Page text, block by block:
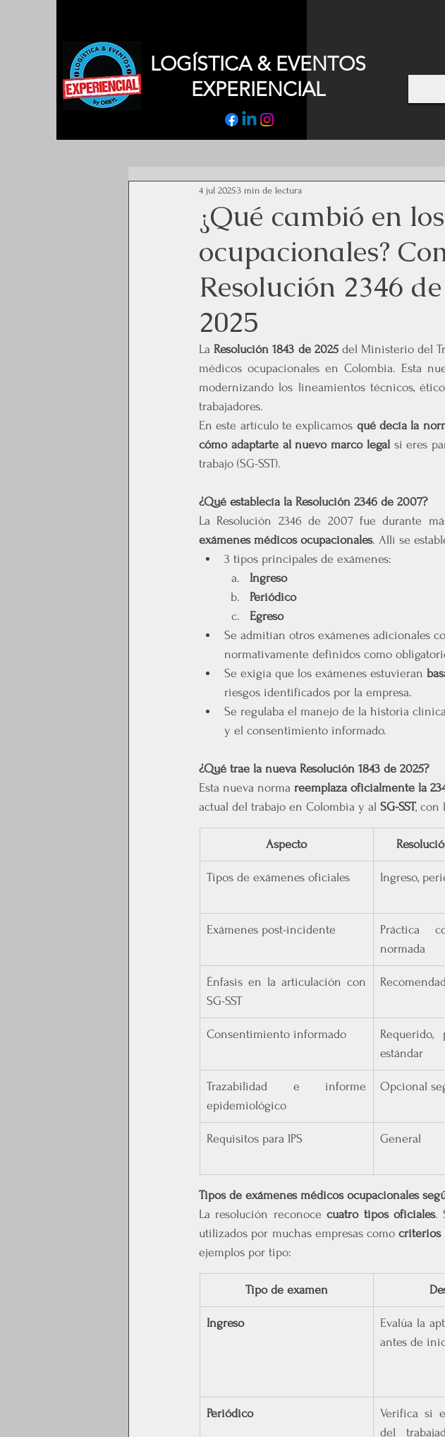
LOGÍSTICA & EVENTOS
EXPERIENCIAL
¿Qué cambió en
ocupacionales?
Resolución 2346
2025
4 jul 20253 min de lectura
La Resolución 1843 de 2025 del Ministerio del
médicos ocupacionales en Colombia. Esta
modernizando los lineamientos técnicos,
trabajadores.
En este artículo te explicamos qué decía la
cómo adaptarte al nuevo marco legal si eres
trabajo (SG-SST).
¿Qué establecía la Resolución 2346 de 2007?
exámenes médicos ocupacionales. Allí se
3 tipos principales de exámenes:
Ingreso
Periódico
Egreso
Se admitían otros exámenes adicionales
normativamente definidos como
Se exigía que los exámenes estuvieran
riesgos identificados por la empresa.
Se regulaba el manejo de la historia
y el consentimiento informado.
¿Qué trae la nueva Resolución 1843 de 2025?
Esta nueva norma reemplaza oficialmente la
actual del trabajo en Colombia y al SG-SST, con
Aspecto
Tipos de exámenes oficiales Ingreso,
Exámenes post-incidente
Práctica
normada
Énfasis en la articulación con
SG-SST
Consentimiento informado
estándar
Trazabilidad e informe
epidemiológico
Opcional
Requisitos para IPS General
Tipos de exámenes médicos ocupacionales
La resolución reconoce cuatro tipos oficiales.
utilizados por muchas empresas como criterios
ejemplos por tipo:
Tipo de examen
Ingreso
Evalúa la
antes de
Periódico
Verifica si
del